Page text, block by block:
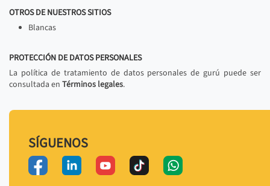
OTROS DE NUESTROS SITIOS
Blancas
PROTECCIÓN DE DATOS PERSONALES
La política de tratamiento de datos personales de gurú puede ser
consultada en Términos legales.
SÍGUENOS